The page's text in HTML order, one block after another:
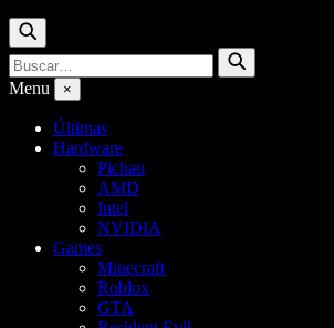
Buscar
Buscar
por:
Buscar
Menu ×
Últimas
Hardware
Pichau
AMD
Intel
NVIDIA
Games
Minecraft
Roblox
GTA